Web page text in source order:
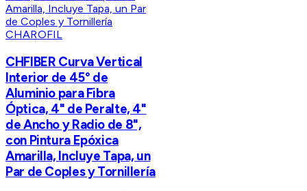
CHAROFIL
CHFIBER Curva Vertical
Interior de 45° de
Aluminio para Fibra
Óptica, 4" de Peralte, 4"
de Ancho y Radio de 8",
con Pintura Epóxica
Amarilla, Incluye Tapa, un
Par de Coples y Tornillería